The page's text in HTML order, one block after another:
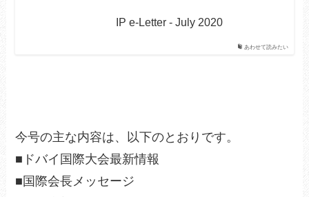
あわせて読みたい
IP e-Letter - July 2020
今号の主な内容は、以下のとおりです。
■ドバイ国際大会最新情報
■国際会長メッセージ